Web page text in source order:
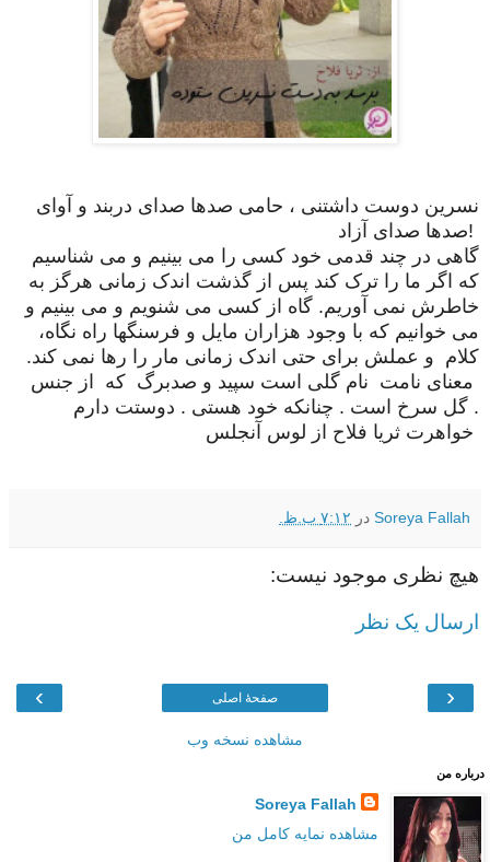
نسرین دوست داشتنی ، حامی صدها صدای دربند و آوای
صدها صدای آزاد!
گاهی در چند قدمی خود کسی را می بینیم و می شناسیم
که اگر ما را ترک کند پس از گذشت اندک زمانی هرگز به
خاطرش نمی آوریم. گاه از کسی می شنویم و می بینیم و
می خوانیم که با وجود هزاران مایل و فرسنگها راه نگاه،
کلام و عملش برای حتی اندک زمانی مار را رها نمی کند.
معنای نامت نام گلی است سپید و صدبرگ که از جنس
گل سرخ است . چنانکه خود هستی . دوستت دارم .
Soreya Fallah در ۷:۱۲ ب.ظ.
هیچ نظری موجود نیست:
ارسال یک نظر
‹
› صفحهٔ اصلی
مشاهده نسخه وب
درباره من
Soreya Fallah
مشاهده نمایه کامل من